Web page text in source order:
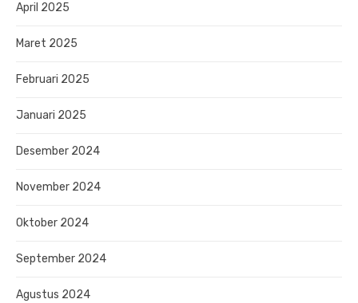
April 2025
Maret 2025
Februari 2025
Januari 2025
Desember 2024
November 2024
Oktober 2024
September 2024
Agustus 2024